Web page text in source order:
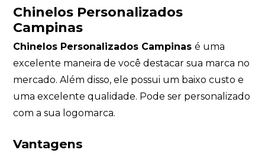
Chinelos Personalizados
Campinas
Chinelos Personalizados Campinasé uma
excelente maneira de você destacar sua marca no
mercado. Além disso, ele possui um baixo custo e
uma excelente qualidade. Pode ser personalizado
com a sua logomarca.
Vantagens